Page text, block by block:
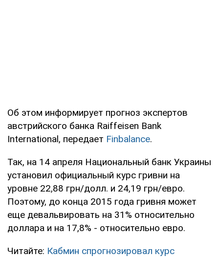
Об этом информирует прогноз экспертов
австрийского банка Raiffeisen Bank
International, передает Finbalance.
Так, на 14 апреля Национальный банк Украины
установил официальный курс гривни на
уровне 22,88 грн/долл. и 24,19 грн/евро.
Поэтому, до конца 2015 года гривня может
еще девальвировать на 31% относительно
доллара и на 17,8% - относительно евро.
Читайте: Кабмин спрогнозировал курс